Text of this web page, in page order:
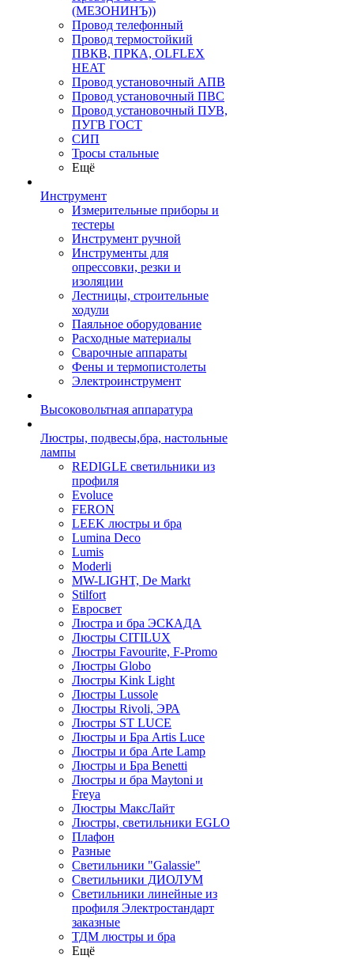
(МЕЗОНИНЪ))
Провод телефонный
Провод термостойкий
ПВКВ, ПРКА, OLFLEX
HEAT
Провод установочный АПВ
Провод установочный ПВС
Провод установочный ПУВ,
ПУГВ ГОСТ
СИП
Тросы стальные
Ещё
Инструмент
Измерительные приборы и
тестеры
Инструмент ручной
Инструменты для
опрессовки, резки и
изоляции
Лестницы, строительные
ходули
Паяльное оборудование
Расходные материалы
Сварочные аппараты
Фены и термопистолеты
Электроинструмент
Высоковольтная аппаратура
Люстры, подвесы,бра, настольные
лампы
REDIGLE светильники из
профиля
Evoluce
FERON
LEEK люстры и бра
Lumina Deco
Lumis
Moderli
MW-LIGHT, De Markt
Stilfort
Евросвет
Люстра и бра ЭСКАДА
Люстры CITILUX
Люстры Favourite, F-Promo
Люстры Globo
Люстры Kink Light
Люстры Lussole
Люстры Rivoli, ЭРА
Люстры ST LUCE
Люстры и Бра Artis Luce
Люстры и бра Arte Lamp
Люстры и Бра Benetti
Люстры и бра Maytoni и
Freya
Люстры МаксЛайт
Люстры, светильники EGLO
Плафон
Разные
Светильники "Galassie"
Светильники ДИОЛУМ
Светильники линейные из
профиля Электростандарт
заказные
ТДМ люстры и бра
Ещё